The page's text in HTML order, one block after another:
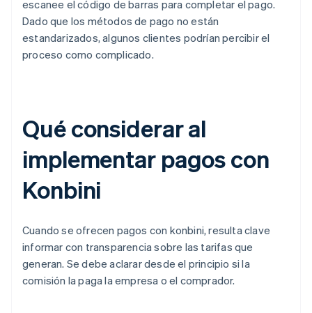
escanee el código de barras para completar el pago.
Dado que los métodos de pago no están
estandarizados, algunos clientes podrían percibir el
proceso como complicado.
Qué considerar al
implementar pagos con
Konbini
Cuando se ofrecen pagos con konbini, resulta clave
informar con transparencia sobre las tarifas que
generan. Se debe aclarar desde el principio si la
comisión la paga la empresa o el comprador.